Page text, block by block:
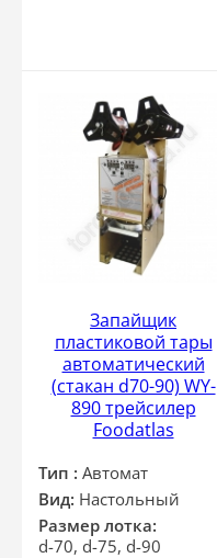
Запайщик
пластиковой тары
автоматический
(стакан d70-90) WY-
890 трейсилер
Foodatlas
Тип : Автомат
Вид: Настольный
Размер лотка:
d-70, d-75, d-90